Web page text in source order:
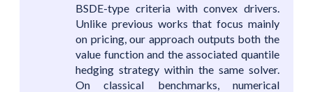
BSDE-type criteria with convex drivers.
Unlike previous works that focus mainly
on pricing, our approach outputs both the
value function and the associated quantile
hedging strategy within the same solver.
On classical benchmarks, numerical